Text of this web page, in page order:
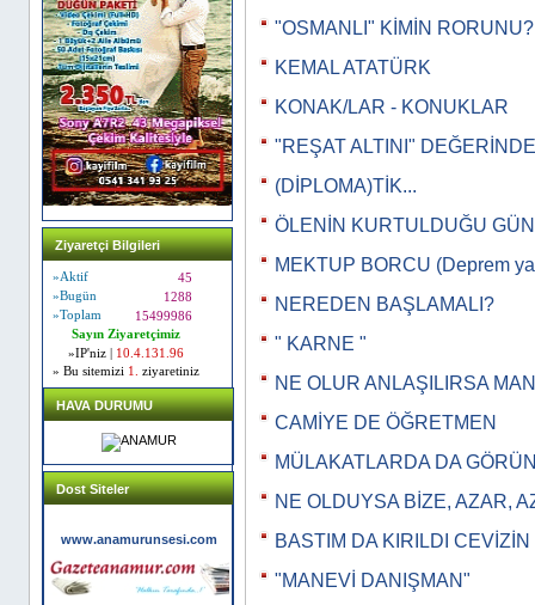
Ziyaretçi Bilgileri
»Aktif
45
»Bugün
1288
»Toplam
15499986
Sayın Ziyaretçimiz
»IP'niz |
10.4.131.96
» Bu sitemizi 1. ziyaretiniz
HAVA DURUMU
Dost Siteler
www.anamurunsesi.com
"OSMANLI" KİMİN RORUNU?
KEMAL ATATÜRK
KONAK/LAR - KONUKLAR
"REŞAT ALTINI"
(DİPLOMA)TİK...
ÖLENİN KURTULDUĞU GÜN
MEKTUP BORCU (Deprem
NEREDEN BAŞLAMALI?
" KARNE "
NE OLUR ANLAŞILIRSA
CAMİYE DE ÖĞRETMEN
MÜLAKATLARDA DA
NE OLDUYSA BİZE, AZAR,
BASTIM DA KIRILDI CEVİZİN
"MANEVİ DANIŞMAN"